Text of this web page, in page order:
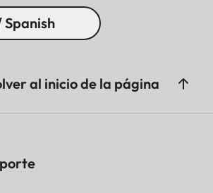
Spanish
al inicio de la página